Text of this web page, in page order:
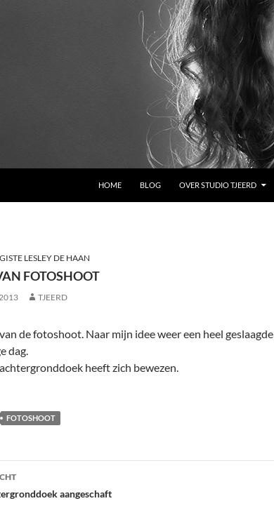
HOME
BLOG OVER STUDIO TJEERD
LESLEY DE HAAN
FOTOSHOOT
TJEERD
de fotoshoot. Naar mijn idee weer een heel geslaagde
dag.
heeft zich bewezen.
FOTOSHOOT
aangeschaft